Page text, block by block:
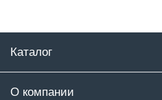
Каталог
О компании